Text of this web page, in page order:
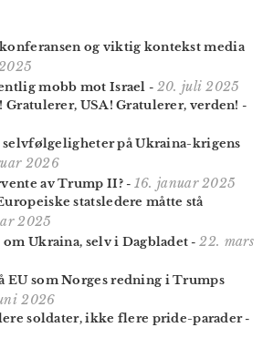
og viktig kontekst media
mobb mot Israel - 20. juli 2025
USA! Gratulerer, verden! -
på Ukraina-krigens
2026
av Trump II?- 16. januar 2025
statsledere måtte stå
2025
om Ukraina, selv i Dagbladet -22. mars
EU som Norges redning i Trumps
2026
soldater, ikke flere pride-parader-